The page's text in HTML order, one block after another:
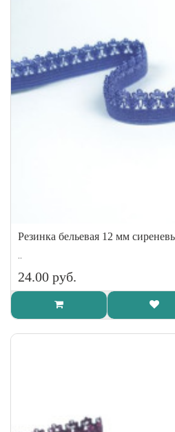
Резинка бельевая 12 мм
..
24.00 руб.